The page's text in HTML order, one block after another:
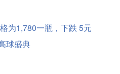
为1,780一瓶，下跌 5元
球盛典